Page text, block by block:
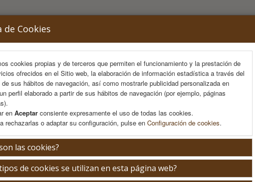
de Cookies
cookies propias y de terceros que permiten el funcionamiento y la prestación de
ofrecidos en el Sitio web, la elaboración de información estadística a través del
sus hábitos de navegación, así como mostrarle publicidad personalizada en
perfil elaborado a partir de sus hábitos de navegación (por ejemplo, páginas
en Aceptar consiente expresamente el uso de todas las cookies.
rechazarlas o adaptar su configuración, pulse en Configuración de cookies.
las cookies?
de cookies se utilizan en esta página web?
PROGRAMA INSCRIPCIÓN
contraseña